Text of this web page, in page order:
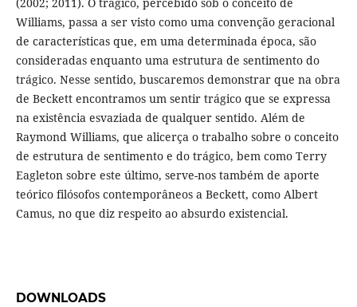
(2002; 2011). O trágico, percebido sob o conceito de
Williams, passa a ser visto como uma convenção geracional
de características que, em uma determinada época, são
consideradas enquanto uma estrutura de sentimento do
trágico. Nesse sentido, buscaremos demonstrar que na obra
de Beckett encontramos um sentir trágico que se expressa
na existência esvaziada de qualquer sentido. Além de
Raymond Williams, que alicerça o trabalho sobre o conceito
de estrutura de sentimento e do trágico, bem como Terry
Eagleton sobre este último, serve-nos também de aporte
teórico filósofos contemporâneos a Beckett, como Albert
Camus, no que diz respeito ao absurdo existencial.
DOWNLOADS